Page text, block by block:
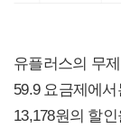
유플러스의 무
59.9 요금제에
13,178원의 할